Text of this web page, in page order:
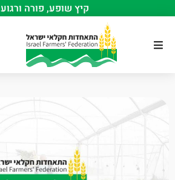
קיץ שופע, פורה ורגוע